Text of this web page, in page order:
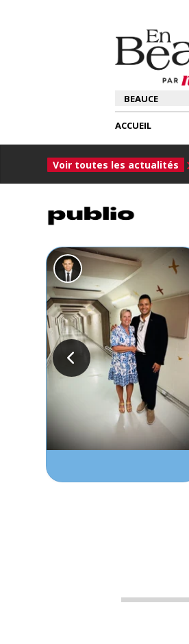
ACCUEIL
Voir toutes les actualités